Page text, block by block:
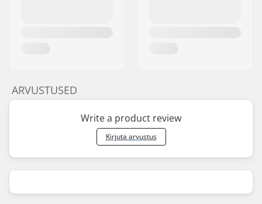
ARVUSTUSED
Write a product review
Kirjuta arvustus